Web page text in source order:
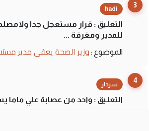
3
hadi
التعليق : قرار مستعجل جدا
للمدير ومغرفة ...
الموضوع : وزير الصحة يعفي مدير
4
سردار
التعليق : واحد من عصابة علي ماما